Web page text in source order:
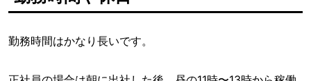
勤務時間はかなり長いです。